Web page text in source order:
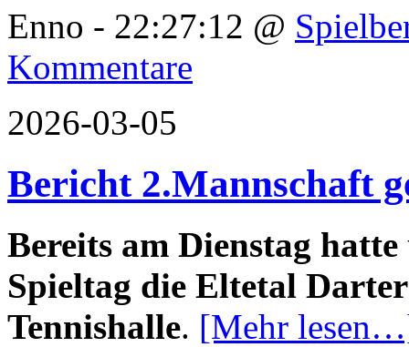
Enno - 22:27:12 @
Kommentare
2026-03-05
Bericht 2.Mannschaft
Bereits am Dienstag
Spieltag die Eltetal
Tennishalle. [Mehr